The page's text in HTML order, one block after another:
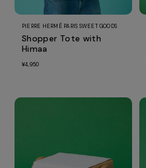
PIERRE HERMÉ PARIS SWEET GOODS
Shopper Tote with
Himaa
¥4,950